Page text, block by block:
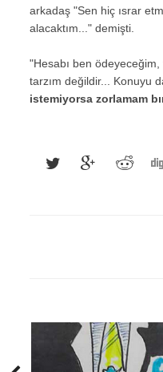
arkadaş "Sen hiç ısrar
alacaktım..." demişti.
"Hesabı ben
tarzım değildir... Konuyu
istemiyorsa zorlamam